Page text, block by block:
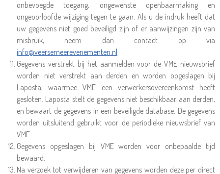
onbevoegde toegang, ongewenste openbaarmaking en
ongeoorloofde wijziging tegen te gaan. Als u de indruk heeft dat
uw gegevens niet goed beveiligd zijn of er aanwijzingen zijn van
misbruik, neem dan contact op via
info@veersemeerevenementen.nl
Gegevens verstrekt bij het aanmelden voor de VME nieuwsbrief
worden niet verstrekt aan derden en worden opgeslagen bij
Laposta, waarmee VME een verwerkersovereenkomst heeft
gesloten. Laposta stelt de gegevens niet beschikbaar aan derden,
en bewaart de gegevens in een beveiligde database. De gegevens
worden uitsluitend gebruikt voor de periodieke nieuwsbrief van
VME.
Gegevens opgeslagen bij VME worden voor onbepaalde tijd
bewaard.
Na verzoek tot verwijderen van gegevens worden deze per direct